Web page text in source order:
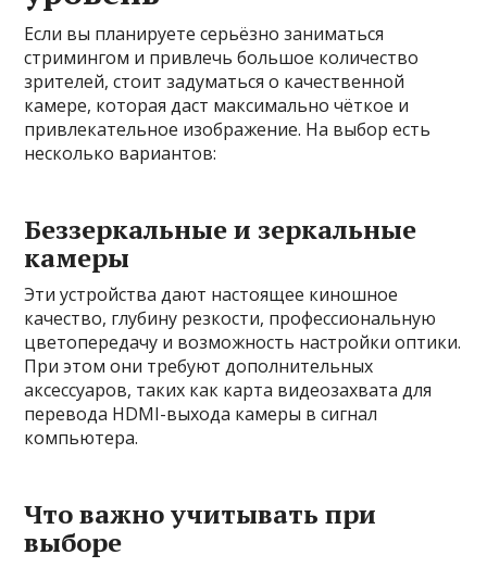
Если вы планируете серьёзно заниматься
стримингом и привлечь большое количество
зрителей, стоит задуматься о качественной
камере, которая даст максимально чёткое и
привлекательное изображение. На выбор есть
несколько вариантов:
Беззеркальные и зеркальные
камеры
Эти устройства дают настоящее киношное
качество, глубину резкости, профессиональную
цветопередачу и возможность настройки оптики.
При этом они требуют дополнительных
аксессуаров, таких как карта видеозахвата для
перевода HDMI-выхода камеры в сигнал
компьютера.
Что важно учитывать при
выборе